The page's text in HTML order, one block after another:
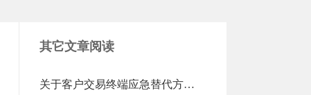
其它文章阅读
关于客户交易终端应急替代方式的告知书（2019-06-18 13:27:45.0)